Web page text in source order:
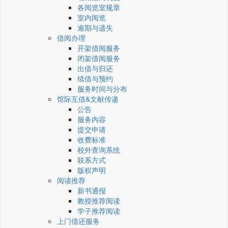
各阅览室规章
室内阅览
逾期与遗失
借阅办理
开架借阅服务
闭架借阅服务
出借与归还
续借与预约
服务时间与分布
馆际互借&文献传递
公告
服务内容
提交申请
收费标准
校外查询系统
联系方式
版权声明
阅读推荐
新书通报
教授推荐阅读
学子推荐阅读
上门借还服务